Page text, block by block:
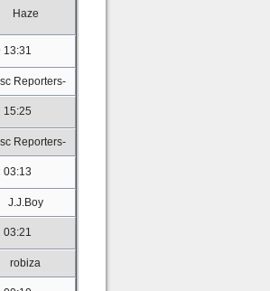
Haze
13:31
Reporters-
15:25
Reporters-
03:13
J.J.Boy
03:21
robiza